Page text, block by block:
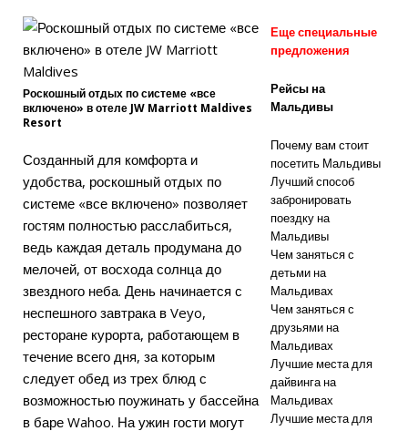
романтическог
5-
ОТЕЛИ И
КУРОРТЫ
[19 апреля
2026 г.]
Курорт Four
Seasons
Resorts
Maldives
сочетает
Роскошный отдых по системе «все
включено» в отеле JW Marriott Maldives
Resort
Созданный для комфорта и
удобства, роскошный отдых по
системе «все включено» позволяет
гостям полностью расслабиться,
ведь каждая деталь продумана до
мелочей, от восхода солнца до
звездного неба. День начинается с
неспешного завтрака в Veyo,
ресторане курорта, работающем в
течение всего дня, за которым
следует обед из трех блюд с
возможностью поужинать у бассейна
в баре Wahoo. На ужин гости могут
Еще специальные
предложения
Рейсы на
Мальдивы
Почему вам стоит
посетить Мальдивы
Лучший способ
забронировать
поездку на
Мальдивы
Чем заняться с
детьми на
Мальдивах
Чем заняться с
друзьями на
Мальдивах
Лучшие места для
дайвинга на
Мальдивах
Лучшие места для